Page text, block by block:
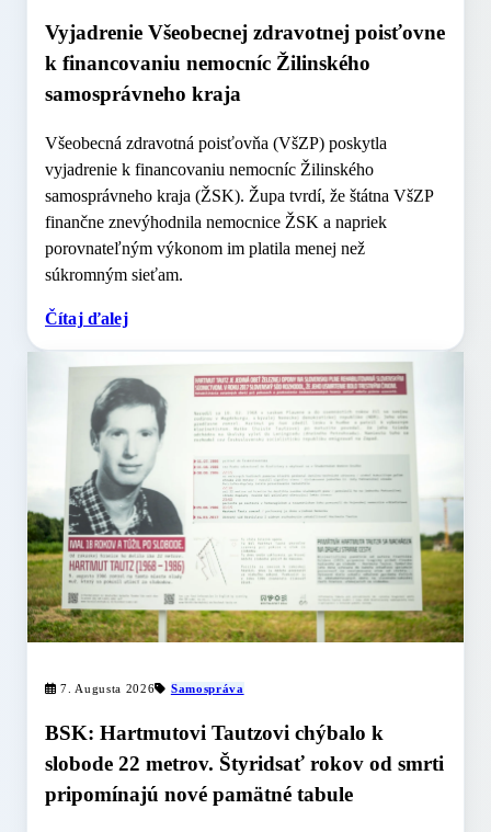
Vyjadrenie Všeobecnej zdravotnej poisťovne
k financovaniu nemocníc Žilinského
samosprávneho kraja
Všeobecná zdravotná poisťovňa (VšZP) poskytla
vyjadrenie k financovaniu nemocníc Žilinského
samosprávneho kraja (ŽSK). Župa tvrdí, že štátna VšZP
finančne znevýhodnila nemocnice ŽSK a napriek
porovnateľným výkonom im platila menej než
súkromným sieťam.
Čítaj ďalej
7. Augusta 2026 Samospráva
BSK: Hartmutovi Tautzovi chýbalo k
slobode 22 metrov. Štyridsať rokov od smrti
pripomínajú nové pamätné tabule